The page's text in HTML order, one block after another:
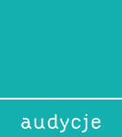
audycje